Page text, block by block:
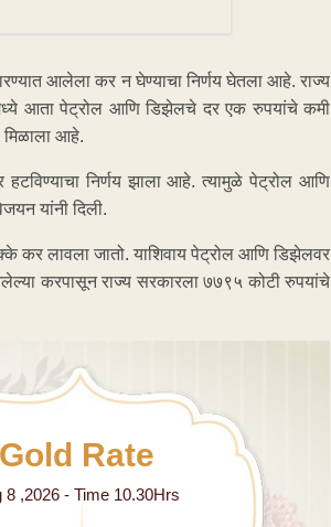
आलेला कर न घेण्याचा निर्णय घेतला आहे. राज्य
आता पेट्रोल आणि डिझेलचे दर एक रुपयांचे कमी
मिळाला आहे.
निर्णय झाला आहे. त्यामुळे पेट्रोल आणि
यांनी दिली.
लावला जातो. याशिवाय पेट्रोल आणि डिझेलवर
करपासून राज्य सरकारला ७७९५ कोटी रुपयांचे
Gold Rate
8 ,2026 - Time 10.30Hrs